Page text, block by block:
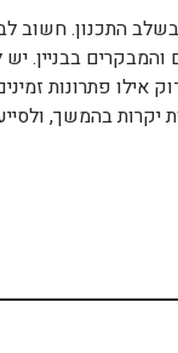
התכנון. חשוב
בבניין. יש
אילו פתרונות
יקרות בהמשך,